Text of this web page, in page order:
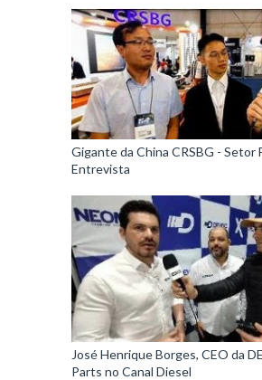
Gigante da China CRSBG - Setor
Entrevista
José Henrique Borges, CEO da
Parts no Canal Diesel